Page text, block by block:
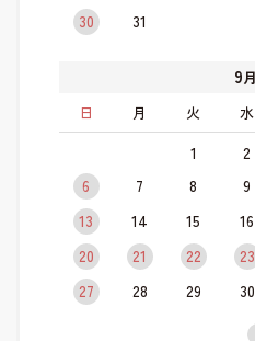
30
31
9月
日
月 火 水
1 2
6
7 8 9
13
14 15 16
20
21 22 23
27
28 29
30